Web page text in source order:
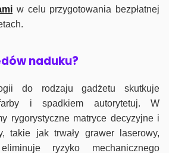
w celu przygotowania bezpłatnej
naduku?
do rodzaju gadżetu skutkuje
i spadkiem autorytetuj. W
rygorystyczne matryce decyzyjne i
takie jak trwały grawer laserowy,
ryzyko mechanicznego